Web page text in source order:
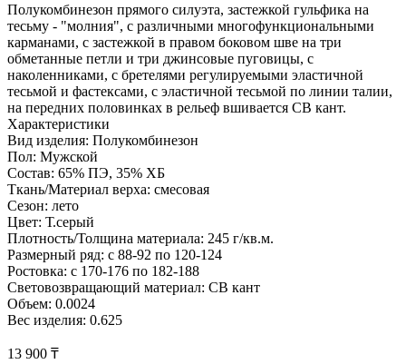
Полукомбинезон прямого силуэта, застежкой гульфика на
тесьму - "молния", с различными многофункциональными
карманами, с застежкой в правом боковом шве на три
обметанные петли и три джинсовые пуговицы, с
наколенниками, с бретелями регулируемыми эластичной
тесьмой и фастексами, с эластичной тесьмой по линии талии,
на передних половинках в рельеф вшивается СВ кант.
Характеристики
Вид изделия: Полукомбинезон
Пол: Мужской
Состав: 65% ПЭ, 35% ХБ
Ткань/Материал верха: смесовая
Сезон: лето
Цвет: Т.серый
Плотность/Толщина материала: 245 г/кв.м.
Размерный ряд: с 88-92 по 120-124
Ростовка: с 170-176 по 182-188
Световозвращающий материал: СВ кант
Объем: 0.0024
Вес изделия: 0.625
13 900 ₸